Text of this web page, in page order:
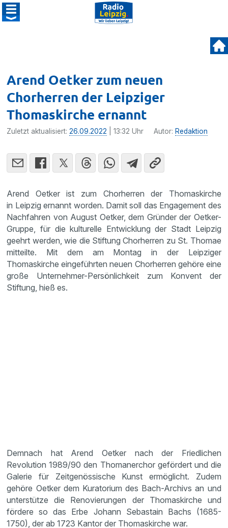
Arend Oetker zum neuen
Chorherren der Leipziger
Thomaskirche ernannt
Zuletzt aktualisiert:26.09.2022 | 13:32 Uhr Autor: Redaktion
Arend Oetker ist zum Chorherren der Thomaskirche
in Leipzig ernannt worden. Damit soll das Engagement des
Nachfahren von August Oetker, dem Gründer der Oetker-
Gruppe, für die kulturelle Entwicklung der Stadt Leipzig
geehrt werden, wie die Stiftung Chorherren zu St. Thomae
mitteilte. Mit dem am Montag in der Leipziger
Thomaskirche eingeführten neuen Chorherren gehöre eine
große Unternehmer-Persönlichkeit zum Konvent der
Stiftung, hieß es.
Demnach hat Arend Oetker nach der Friedlichen
Revolution 1989/90 den Thomanerchor gefördert und die
Galerie für Zeitgenössische Kunst ermöglicht. Zudem
gehöre Oetker dem Kuratorium des Bach-Archivs an und
unterstütze die Renovierungen der Thomaskirche und
fördere so das Erbe Johann Sebastain Bachs (1685-
1750), der ab 1723 Kantor der Thomaskirche war.